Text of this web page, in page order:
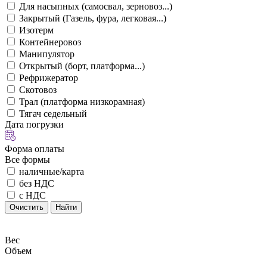
Для насыпных (самосвал, зерновоз...)
Закрытый (Газель, фура, легковая...)
Изотерм
Контейнеровоз
Манипулятор
Открытый (борт, платформа...)
Рефрижератор
Скотовоз
Трал (платформа низкорамная)
Тягач седельный
Дата погрузки
Форма оплаты
Все формы
наличные/карта
без НДС
с НДС
Очистить Найти
Вес
Объем